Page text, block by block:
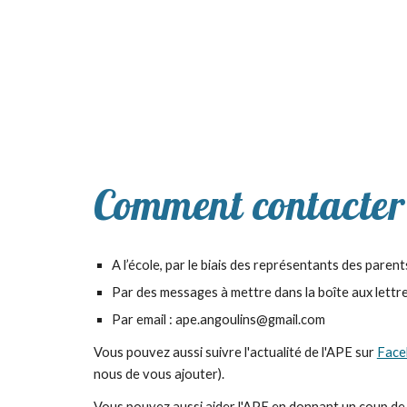
Comment
A l’école, par le biais des représentants des
Par des messages à mettre dans la boîte aux
Par email : ape.angoulins@gmail.com
Vous pouvez aussi suivre l'actualité de l'APE sur
nous de vous ajouter).